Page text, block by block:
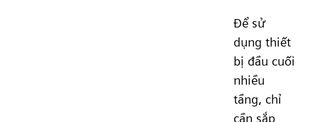
Để sử
dụng thiết
bị đầu cuối
nhiều
tầng, chỉ
cần sắp